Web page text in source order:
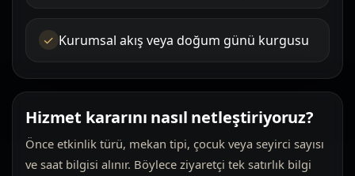
Kurumsal akış veya doğum günü kurgusu
Hizmet kararını nasıl netleştiriyoruz?
Önce etkinlik türü, mekan tipi, çocuk veya seyirci sayısı
ve saat bilgisi alınır. Böylece ziyaretçi tek satırlık bilgi